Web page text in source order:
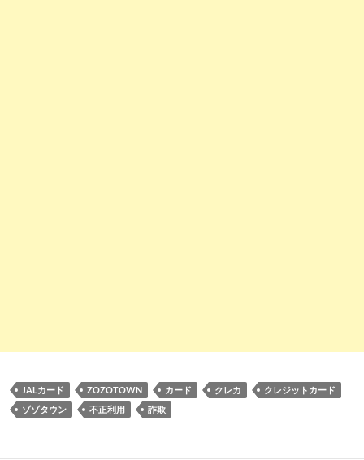
JALカード ZOZOTOWN カード クレカ
クレジットカード
ゾゾタウン
不正利用 詐欺